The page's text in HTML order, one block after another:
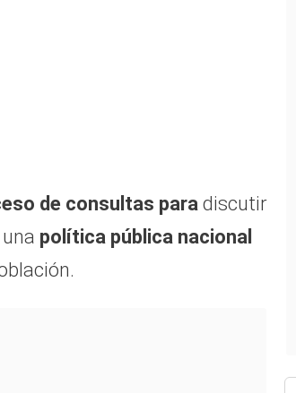
de consultas para discutir
política pública nacional